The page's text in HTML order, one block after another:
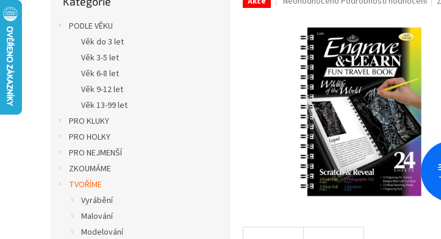
PODLE VĚKU
Věk do 3 let
Věk 3-5 let
Věk 6-8 let
Věk 9-12 let
Věk 13-99 let
PRO KLUKY
PRO HOLKY
PRO NEJMENŠÍ
ZKOUMÁME
TVOŘÍME
Vyrábění
Malování
Modelování
hvězdiček.